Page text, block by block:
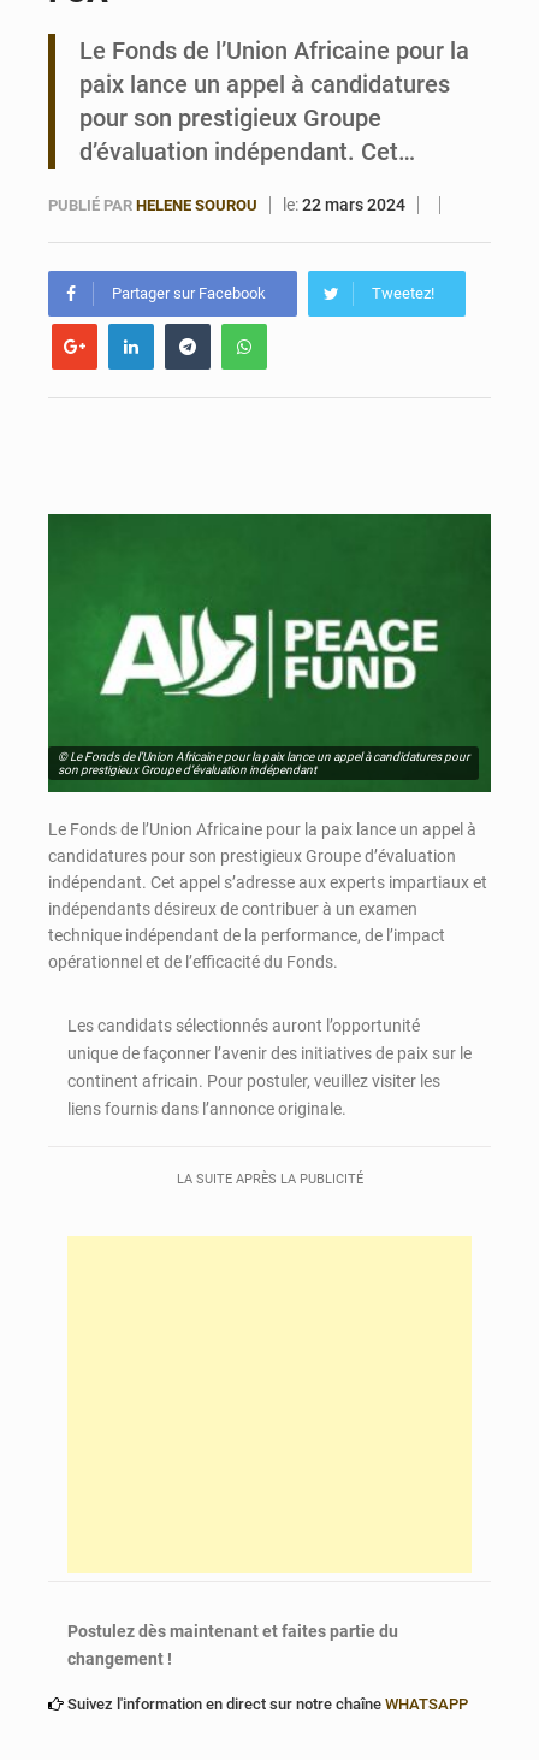
Bénin : le ministère de l’Intérieur évalue ses résultats à mi-parcours
Le Fonds de l’Union Africaine pour la
paix lance un appel à candidatures
pour son prestigieux Groupe
d’évaluation indépendant. Cet…
PUBLIÉ PAR HELENE SOUROU le:22 mars 2024
Partager sur Facebook Tweetez!
© Le Fonds de l’Union Africaine pour la paix lance un appel à candidatures pour
son prestigieux Groupe d’évaluation indépendant
Le Fonds de l’Union Africaine pour la paix lance un appel à
candidatures pour son prestigieux Groupe d’évaluation
indépendant. Cet appel s’adresse aux experts impartiaux et
indépendants désireux de contribuer à un examen
technique indépendant de la performance, de l’impact
opérationnel et de l’efficacité du Fonds.
Les candidats sélectionnés auront l’opportunité
unique de façonner l’avenir des initiatives de paix sur le
continent africain. Pour postuler, veuillez visiter les
liens fournis dans l’annonce originale.
LA SUITE APRÈS LA PUBLICITÉ
Postulez dès maintenant et faites partie du
changement !
Suivez l'information en direct sur notre chaîne WHATSAPP